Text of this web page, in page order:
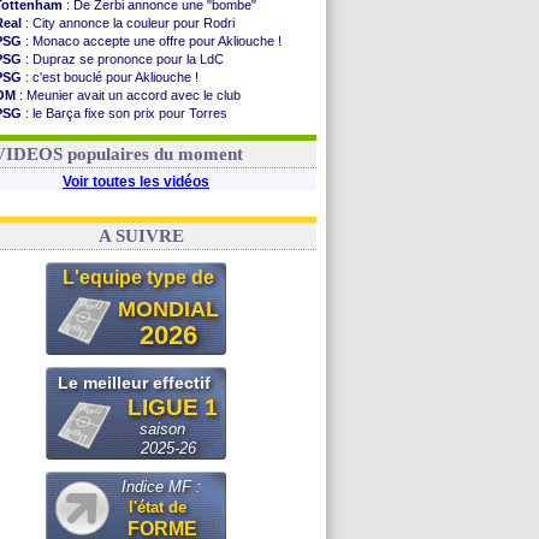
: De Zerbi annonce une "bombe"
: City annonce la couleur pour Rodri
: Monaco accepte une offre pour Akliouche !
: Dupraz se prononce pour la LdC
: c'est bouclé pour Akliouche !
: Meunier avait un accord avec le club
: le Barça fixe son prix pour Torres
: Infantino sollicite Trump
populaires du moment
Voir toutes les vidéos
A SUIVRE
L'equipe type de
MONDIAL
2026
Le meilleur effectif
LIGUE 1
saison
2025-26
Indice MF :
l'état de
FORME